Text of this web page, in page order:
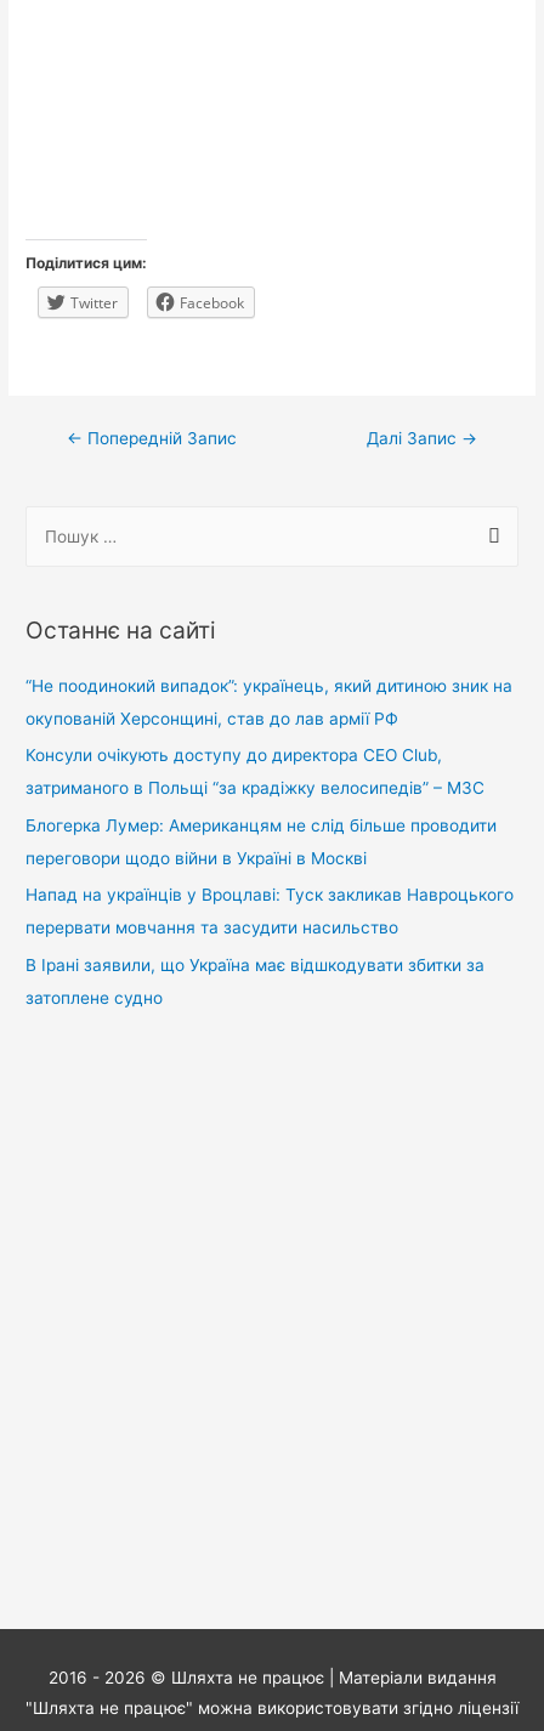
Поділитися цим:
Twitter Facebook
Навігація
← Попередній Запис Далі Запис →
у
:
Останнє на сайті
“Не поодинокий випадок”: українець, який дитиною зник на
окупованій Херсонщині, став до лав армії РФ
Консули очікують доступу до директора CEO Club,
затриманого в Польщі “за крадіжку велосипедів” – МЗС
Блогерка Лумер: Американцям не слід більше проводити
переговори щодо війни в Україні в Москві
Напад на українців у Вроцлаві: Туск закликав Навроцького
перервати мовчання та засудити насильство
В Ірані заявили, що Україна має відшкодувати збитки за
затоплене судно
2016 - 2026 © Шляхта не працює| Матеріали видання
"Шляхта не працює" можна використовувати згідно ліцензії